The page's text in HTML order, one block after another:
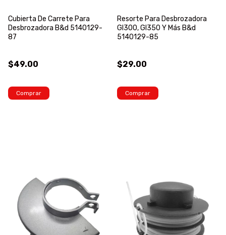
Cubierta De Carrete Para
Desbrozadora B&d 5140129-
87
$49.00
Comprar
Resorte Para Desbrozadora
Gl300, Gl350 Y Más B&d
5140129-85
$29.00
Comprar